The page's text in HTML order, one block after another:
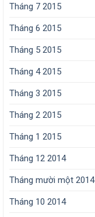
Tháng 7 2015
Tháng 6 2015
Tháng 5 2015
Tháng 4 2015
Tháng 3 2015
Tháng 2 2015
Tháng 1 2015
Tháng 12 2014
Tháng mười một 2014
Tháng 10 2014